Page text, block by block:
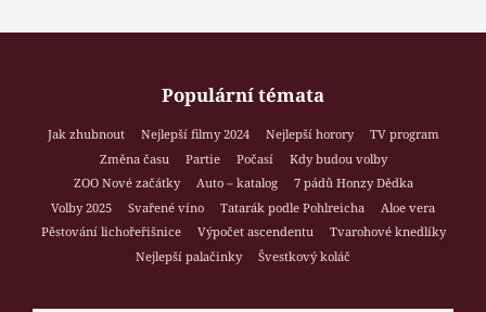
Populární témata
Jak zhubnout Nejlepší filmy 2024 Nejlepší horory
TV program
Změna času
Partie Počasí
Kdy budou volby
ZOO Nové začátky
Auto – katalog
7 pádů Honzy Dědka
Volby 2025
Svařené víno Tatarák podle Pohlreicha
Aloe vera
Pěstování lichořeřišnice
Výpočet ascendentu
Tvarohové knedlíky
Nejlepší palačinky
Švestkový koláč